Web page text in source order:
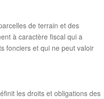
de terrain et des
à caractère fiscal qui a
fonciers et qui ne peut valoir
les droits et obligations des